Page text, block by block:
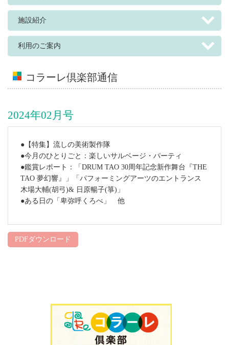
施設紹介
利用のご案内
コラーレ倶楽部通信
2024年02月号
●【特集】流しの美術製作隊
●今月のひとりごと：楽しいサルベージ・パーティ
●鑑賞レポート：「DRUM TAO 30周年記念新作舞台『THE
TAO 夢幻響』」「パフォーミングアーツのエントランス
木場大輔(胡弓)& 日原暢子(箏)」
●ある日の「卑弥呼くろべ」 他
PDFダウンロード